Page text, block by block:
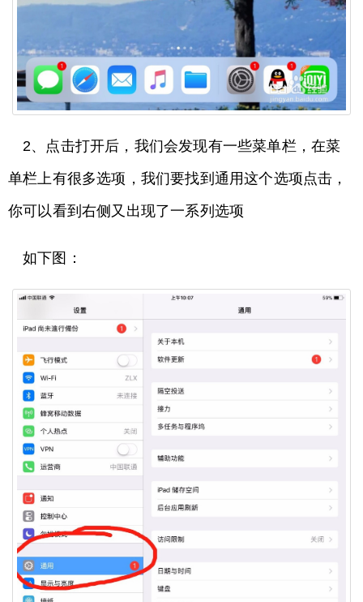
2、点击打开后，我们会发现有一些菜单栏，在菜
单栏上有很多选项，我们要找到通用这个选项点击，
你可以看到右侧又出现了一系列选项
如下图：